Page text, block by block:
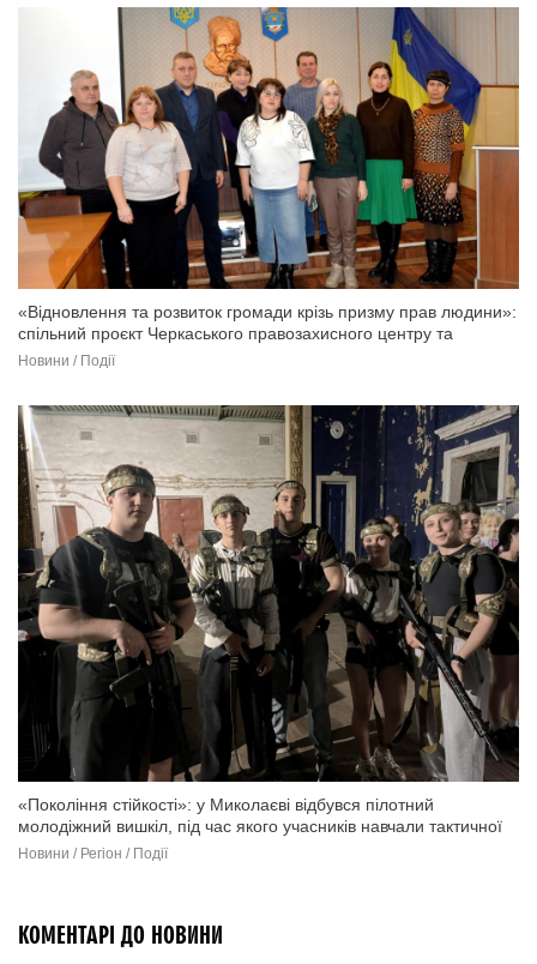
«Відновлення та розвиток громади крізь призму прав людини»:
спільний проєкт Черкаського правозахисного центру та
Березанської СТГ (фото)
Новини / Події
«Покоління стійкості»: у Миколаєві відбувся пілотний
молодіжний вишкіл, під час якого учасників навчали тактичної
медицини, роботи з БПЛА та основам національного спротиву
Новини / Регіон / Події
КОМЕНТАРІ ДО НОВИНИ